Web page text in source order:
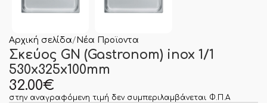
Αρχική σελίδα Νέα Προϊοντα
Σκεύος GN (Gastronom) inox 1/1
530x325x100mm
32.00€
στην αναγραφόμενη τιμή δεν συμπεριλαμβάνεται Φ.Π.Α